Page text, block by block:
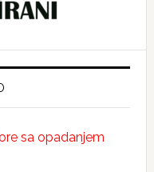
sa opadanjem